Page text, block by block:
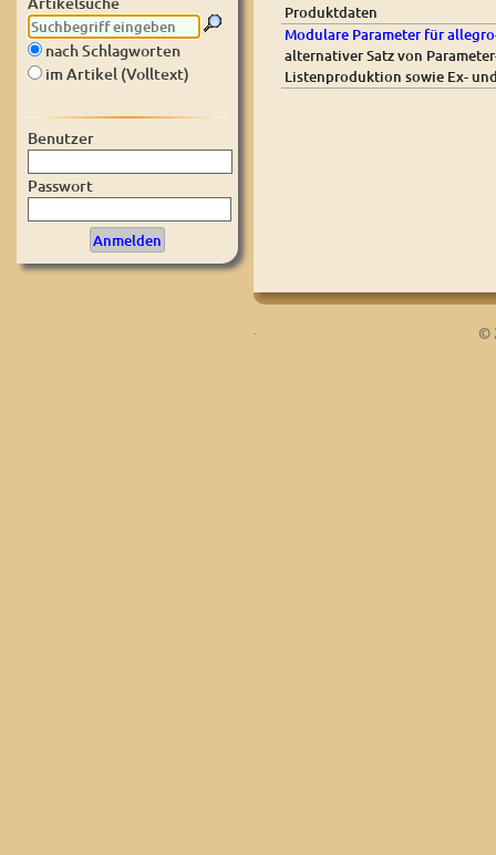
nach Schlagworten
im Artikel (Volltext)
Benutzer
Passwort
Produktdaten
Modulare Parameter für
alternativer Satz von
Listenproduktion sowie Ex-
. ©